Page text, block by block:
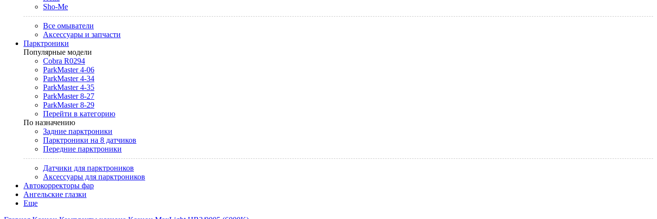
Sho-Me
Все омыватели
Аксессуары и запчасти
Парктроники
Популярные модели
Cobra R0294
ParkMaster 4-06
ParkMaster 4-34
ParkMaster 4-35
ParkMaster 8-27
ParkMaster 8-29
Перейти в категорию
По назначению
Задние парктроники
Парктроники на 8 датчиков
Передние парктроники
Датчики для парктроников
Аксессуары для парктроников
Автокорректоры фар
Ангельские глазки
Еще